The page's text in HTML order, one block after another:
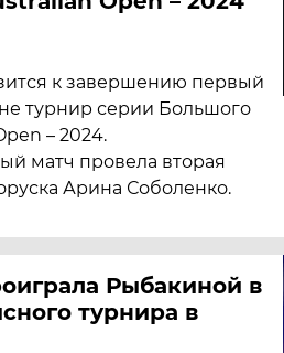
к завершению первый
турнир серии Большого
– 2024.
матч провела вторая
Арина Соболенко.
Рыбакиной в
турнира в